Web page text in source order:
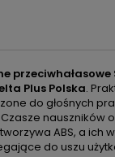
przeciwhałasowe
Plus Polska.
do głośnych
nauszników
ABS, a ich
do uszu